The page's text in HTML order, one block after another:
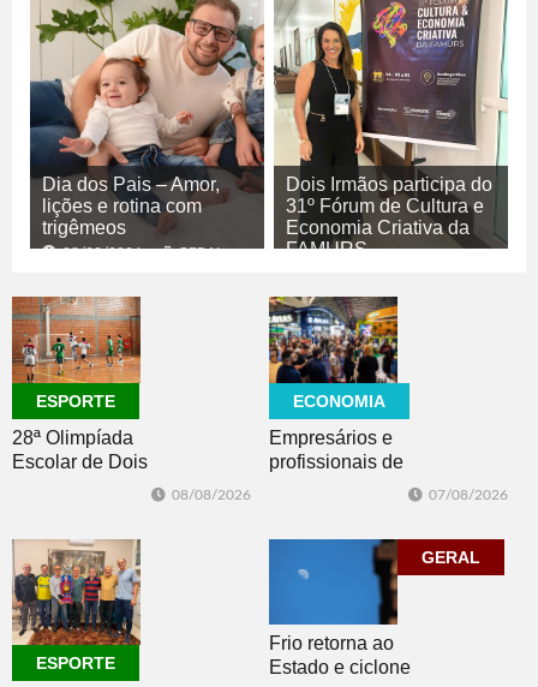
Dia dos Pais – Amor,
lições e rotina com
trigêmeos
08/08/2026 GERAL
Dois Irmãos participa do
31º Fórum de Cultura e
Economia Criativa da
FAMURS
CULTURA
ESPORTE
28ª Olimpíada
Escolar de Dois
08/08/2026
ECONOMIA
Empresários e
profissionais de
07/08/2026
ESPORTE
GERAL
Frio retorna ao
Estado e ciclone